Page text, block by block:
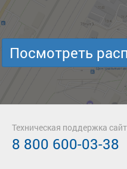
Посмотреть
Техническая поддержка
8 800 600-03-38